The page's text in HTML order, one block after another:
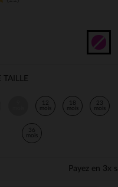
TAILLE
12
mois
18
mois
23
mois
36
mois
Payez en 3x